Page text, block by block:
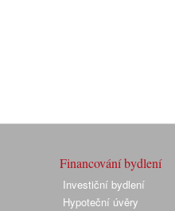
Financování bydlení
Investiční bydlení
Hypoteční úvěry